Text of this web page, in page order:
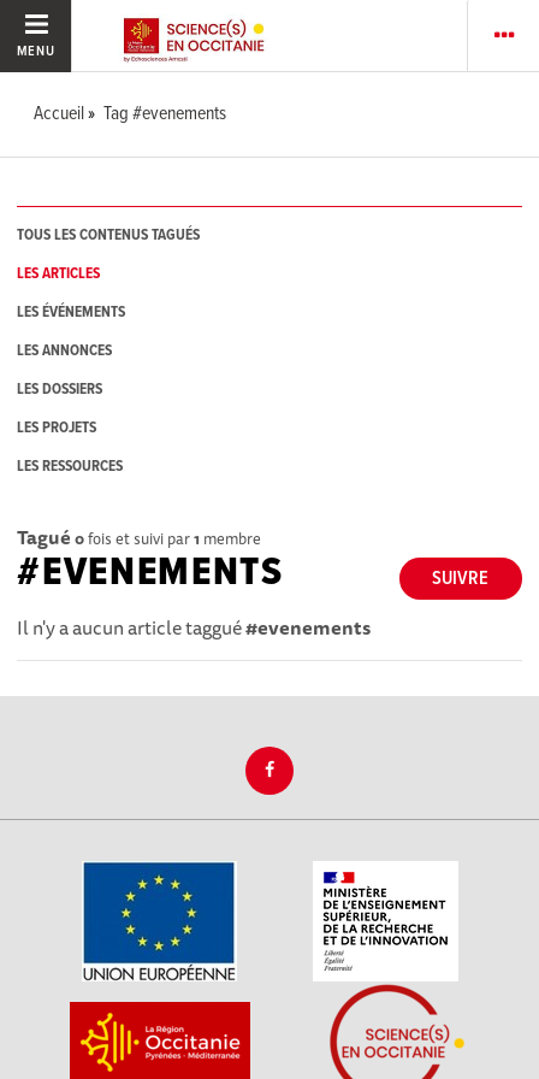
MENU
Accueil Tag #evenements
TOUS LES CONTENUS TAGUÉS
LES ARTICLES
LES ÉVÉNEMENTS
LES ANNONCES
LES DOSSIERS
LES PROJETS
LES RESSOURCES
Tagué 0fois et suivi par1 membre
SUIVRE
#EVENEMENTS
Il n'y a aucun article taggué#evenements